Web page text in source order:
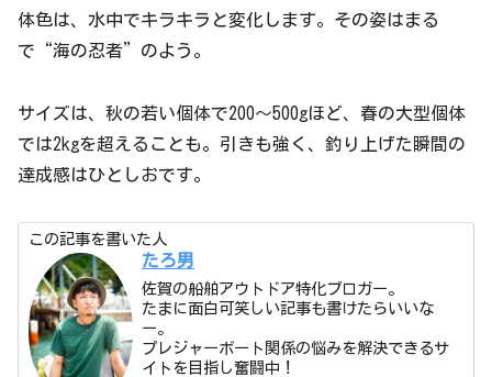
体色は、水中でキラキラと変化します。その姿はまる
で“海の忍者”のよう。
サイズは、秋の若い個体で200〜500gほど、春の大型個体
では2kgを超えることも。引きも強く、釣り上げた瞬間の
達成感はひとしおです。
この記事を書いた人
たろ男
佐賀の船舶アウトドア特化ブロガー。
たまに面白可笑しい記事も書けたらいいな
ー。
プレジャーボート関係の悩みを解決できるサ
イトを目指し奮闘中！